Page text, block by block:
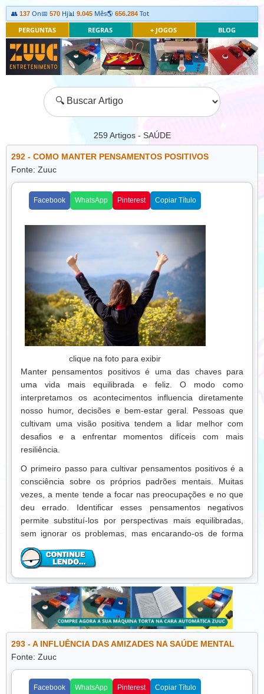
👥 137 On📅 570 Hj📊 9.045 Mês🌎 656.284 Tot
PERGUNTAS
REGRAS + JOGOS BLOG
259 Artigos - SAÚDE
292 - COMO MANTER PENSAMENTOS POSITIVOS
Fonte: Zuuc
Facebook WhatsApp Pinterest Copiar Título
clique na foto para exibir
Manter pensamentos positivos é uma das chaves para
uma vida mais equilibrada e feliz. O modo como
interpretamos os acontecimentos influencia diretamente
nosso humor, decisões e bem-estar geral. Pessoas que
cultivam uma visão positiva tendem a lidar melhor com
desafios e a enfrentar momentos difíceis com mais
resiliência.
O primeiro passo para cultivar pensamentos positivos é a
consciência sobre os próprios padrões mentais. Muitas
vezes, a mente tende a focar nas preocupações e no que
deu errado. Identificar esses pensamentos negativos
permite substituí-los por perspectivas mais equilibradas,
sem ignorar os problemas, mas encarando-os de forma
construtiva.
Praticar a gratidão é uma estratégia eficaz. Reservar
alguns minutos do dia para refletir sobre conquistas,
experiências positivas e momentos de alegria ajuda a
mente a se concentrar no que é valioso. Pequenos hábitos,
como escrever um diário ou listar coisas pelas quais você é
grato, fortalecem a atitude positiva.
Além disso, é importante escolher cuidadosamente o
ambiente e as influências ao redor. Cercar-se de pessoas
inspiradores e evitar excesso de notícias negativas
293 - A INFLUÊNCIA DAS AMIZADES NA SAÚDE MENTAL
Fonte: Zuuc
Facebook WhatsApp Pinterest Copiar Título